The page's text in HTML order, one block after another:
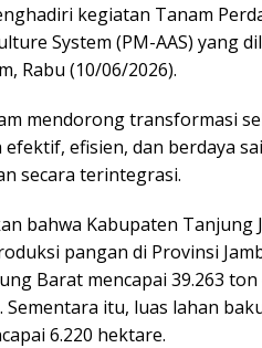
kegiatan Tanam
System (PM-AAS) yang
Rabu (10/06/2026).
mendorong transformasi
efisien, dan berdaya
secara terintegrasi.
bahwa Kabupaten Tanjung
pangan di Provinsi
Barat mencapai 39.263
itu, luas lahan
6.220 hektare.